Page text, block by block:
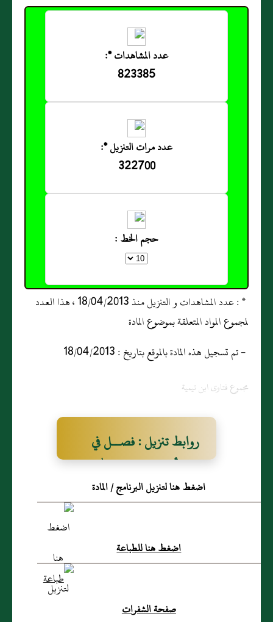
عدد المشاهدات *:
823385
عدد مرات التنزيل *:
322700
حجم الخط :
* : عدد المشاهدات و التنزيل منذ 18/04/2013 ، هذا العدد
لمجموع المواد المتعلقة بموضوع المادة
- تم تسجيل هذه المادة بالموقع بتاريخ : 18/04/2013
مجموع فتاوى ابن تيمية
روابط تنزيل : فصــل في
بيان أنه لا غنى عن الله
تبارك وتعالى
اضغط هنا لتنزيل البرنامج / المادة
اضغط هنا للطباعة
صفحة الشفرات